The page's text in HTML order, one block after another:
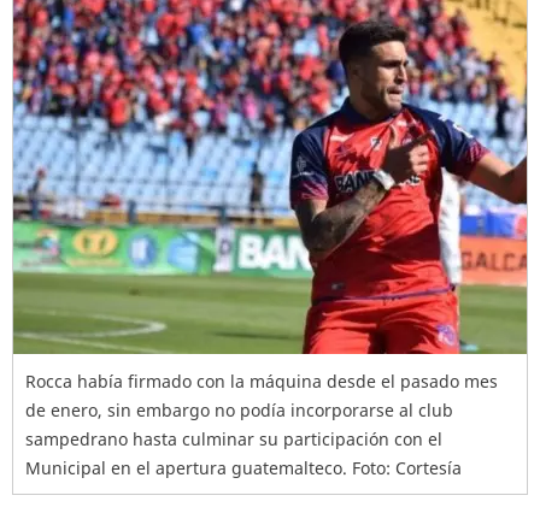
Rocca había firmado con la máquina desde el pasado mes
de enero, sin embargo no podía incorporarse al club
sampedrano hasta culminar su participación con el
Municipal en el apertura guatemalteco. Foto: Cortesía